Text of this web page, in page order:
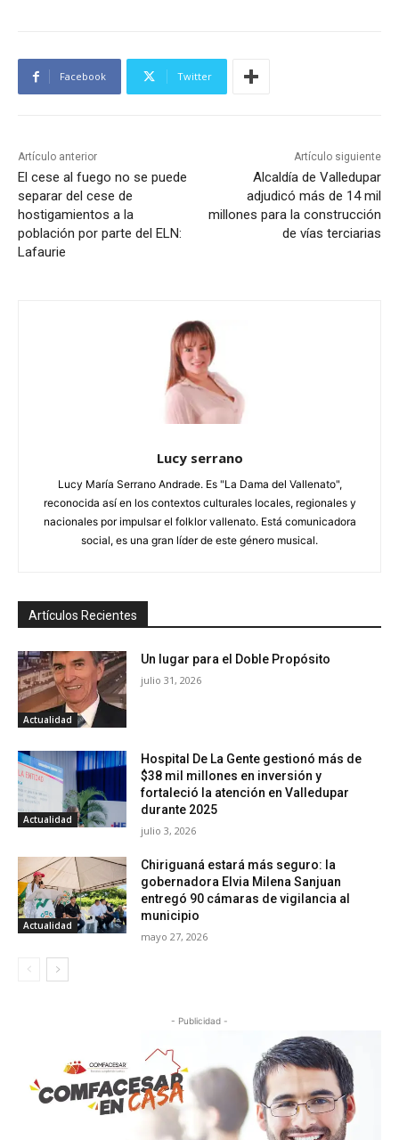
Facebook Twitter
Artículo anterior
El cese al fuego no se puede
separar del cese de
hostigamientos a la
población por parte del ELN:
Lafaurie
Artículo siguiente
Alcaldía de Valledupar
adjudicó más de 14 mil
millones para la construcción
de vías terciarias
Lucy serrano
Lucy María Serrano Andrade. Es "La Dama del Vallenato",
reconocida así en los contextos culturales locales, regionales y
nacionales por impulsar el folklor vallenato. Está comunicadora
social, es una gran líder de este género musical.
Artículos Recientes
Actualidad
Un lugar para el Doble Propósito
julio 31, 2026
Actualidad
Hospital De La Gente gestionó más de
$38 mil millones en inversión y
fortaleció la atención en Valledupar
durante 2025
julio 3, 2026
Actualidad
Chiriguaná estará más seguro: la
gobernadora Elvia Milena Sanjuan
entregó 90 cámaras de vigilancia al
municipio
mayo 27, 2026
- Publicidad -